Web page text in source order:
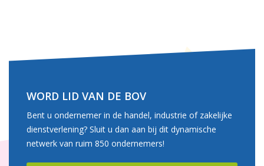
WORD LID VAN DE BOV
Bent u ondernemer in de handel, industrie of zakelijke
dienstverlening? Sluit u dan aan bij dit dynamische
netwerk van ruim 850 ondernemers!